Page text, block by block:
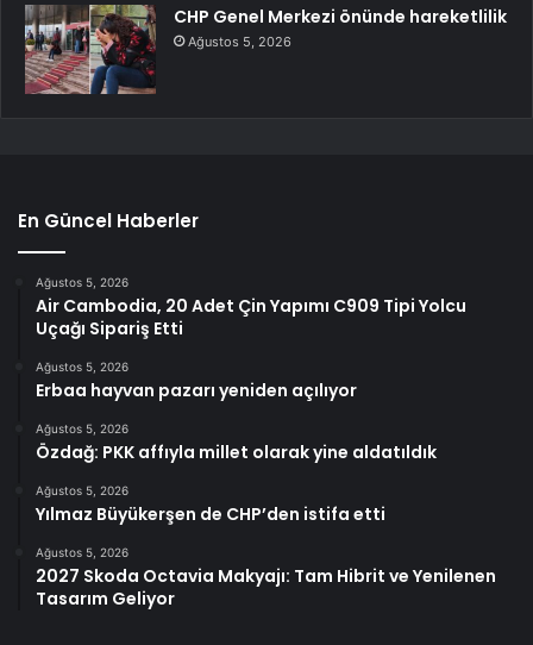
CHP Genel Merkezi önünde hareketlilik
Ağustos 5, 2026
En Güncel Haberler
Ağustos 5, 2026
Air Cambodia, 20 Adet Çin Yapımı C909 Tipi Yolcu
Uçağı Sipariş Etti
Ağustos 5, 2026
Erbaa hayvan pazarı yeniden açılıyor
Ağustos 5, 2026
Özdağ: PKK affıyla millet olarak yine aldatıldık
Ağustos 5, 2026
Yılmaz Büyükerşen de CHP’den istifa etti
Ağustos 5, 2026
2027 Skoda Octavia Makyajı: Tam Hibrit ve Yenilenen
Tasarım Geliyor